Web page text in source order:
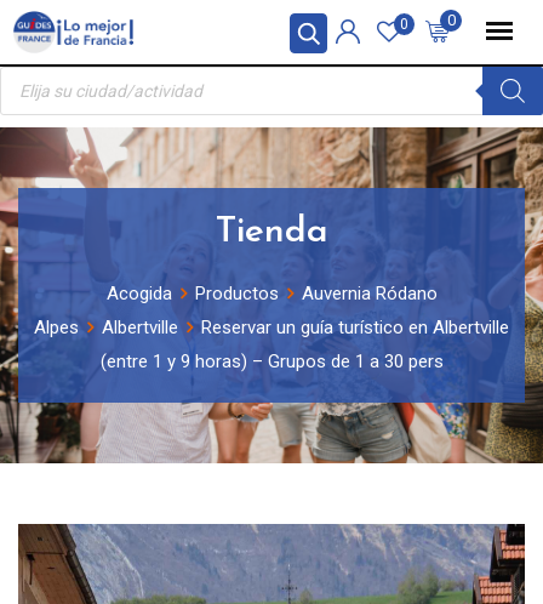
Panel de gestión de cookies
Skip
content
0
0
Búsqueda
productos
Tienda
Acogida Productos
Auvernia Ródano
Alpes
Albertville
Reservar un guía turístico en Albertville
(entre 1 y 9 horas) – Grupos de 1 a 30 pers